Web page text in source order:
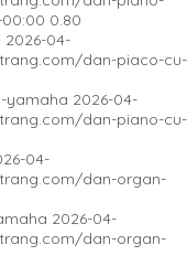
0.80
2026-04-
dan-piaco-cu-
yamaha 2026-04-
dan-piano-cu-
04-
dan-organ-
2026-04-
dan-organ-